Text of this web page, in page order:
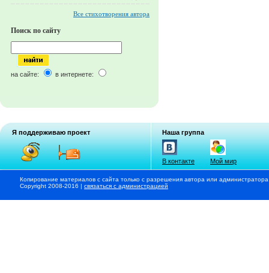
Все стихотворения автора
Поиск по сайту
на сайте: в интернете:
Я поддерживаю проект Наша группа
В контакте Мой мир
Копирование материалов с сайта только с разрешения автора или
Copyright 2008-2016 | связаться с администрацией